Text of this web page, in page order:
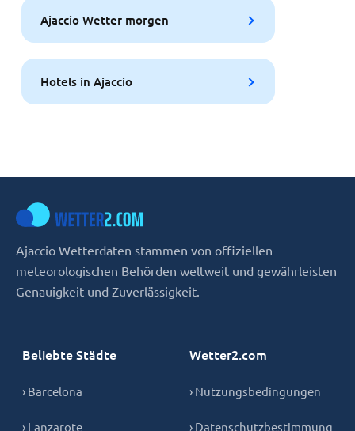
Ajaccio Wetter morgen
Hotels in Ajaccio
Ajaccio Wetterdaten stammen von offiziellen
meteorologischen Behörden weltweit und gewährleisten
Genauigkeit und Zuverlässigkeit.
Beliebte Städte
› Barcelona
› Lanzarote
Wetter2.com
› Nutzungsbedingungen
› Datenschutzbestimmung